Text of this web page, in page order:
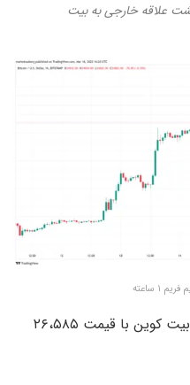
علاقه خارجی به بیت
۱ ساعته
در زمان نگارش این خبر، هر واحد بیت کوین با قیمت ۲۶،۵۸۵